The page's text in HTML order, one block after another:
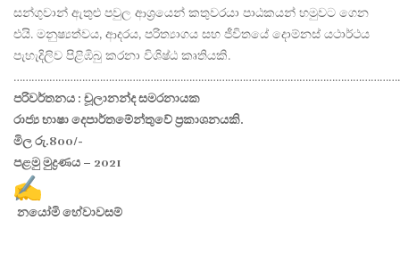
සන්ගුවාන් ඇතුළු පවුල ආශ්‍රයෙන් කතුවරයා පාඨකයන් හමුවට ගෙන
එයි. මනුෂ්‍යත්වය, ආදරය, පරිත්‍යාගය සහ ජීවිතයේ දොම්නස් යථාර්ථය
පැහැදිලිව පිළිඹිබු කරනා විශිෂ්ඨ කෘතියකි.
පරිවර්තනය : චූලානන්ද සමරනායක
රාජ්‍ය භාෂා දෙපාර්තමේන්තුවේ ප්‍රකාශනයකි.
මිල රු.800/-
පළමු මුද්‍රණය – 2021
නයෝමි හේවාවසම්